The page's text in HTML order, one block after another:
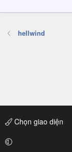
hellwind
Chọn giao diện